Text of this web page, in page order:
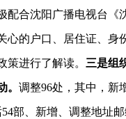
配合沈阳广播电视台《
心的户口、居住证、身
策进行了解读。 三是组
。 调整96处，其中，新
部、新增、调整地址